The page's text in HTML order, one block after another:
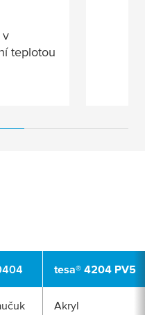
v
teplotou
tesa® 4204 PV5
Akryl